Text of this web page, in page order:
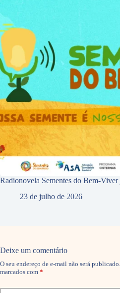
Radionovela Sementes do Bem-Viver
23 de julho de 2026
Deixe um comentário
O seu endereço de e-mail não será publicado.
marcados com *